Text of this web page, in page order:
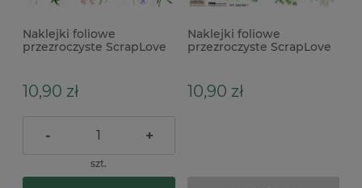
Naklejki foliowe
przezroczyste ScrapLove
10,90 zł
- +
szt.
Naklejki foliowe
przezroczyste ScrapLove
10,90 zł